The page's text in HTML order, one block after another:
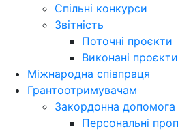
Спільні конкурси
Звітність
Поточні проєкти
Виконані проєкти
Міжнародна співпраця
Грантоотримувачам
Закордонна
Персональні